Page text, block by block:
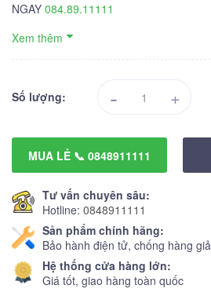
NGAY 084.89.11111
Xem thêm
Số lượng: - +
MUA LẺ 📞 0848911111
Tư vấn chuyên sâu:
Hotline: 0848911111
Sản phẩm chính hãng:
Bảo hành điện tử, chống hàng giả
Hệ thống cửa hàng lớn:
Giá tốt, giao hàng toàn quốc